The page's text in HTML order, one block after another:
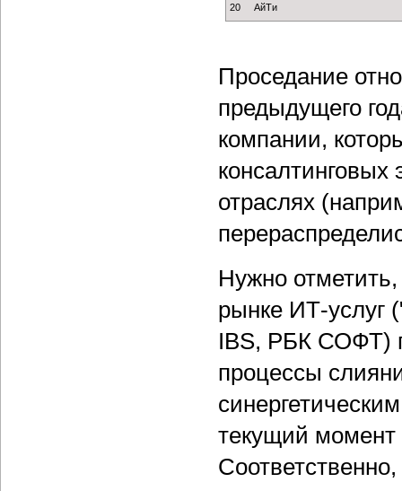
20 АйТи
Проседание
предыдущего
компании,
консалтинговых
отраслях
Нужно
рынке ИТ-услуг
IBS, РБК СОФТ)
процессы
текущий момент